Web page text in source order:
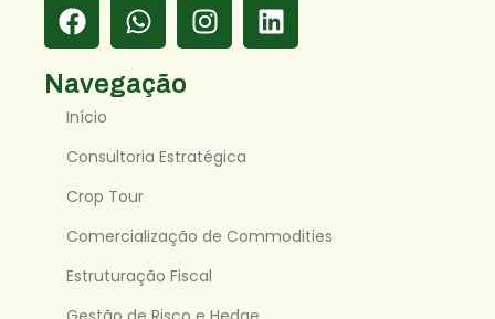
Navegação
Início
Consultoria Estratégica
Crop Tour
Comercialização de Commodities
Estruturação Fiscal